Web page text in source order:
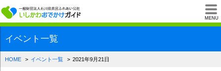
MENU
一般財団法人石川
イベント一覧
HOME イベント一覧 2021年9月21日